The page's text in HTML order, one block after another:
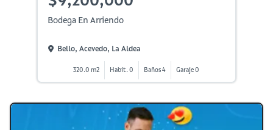
Bodega En Arriendo
Bello, Acevedo, La Aldea
320.0 m2 Habit. 0 Baños 4 Garaje 0